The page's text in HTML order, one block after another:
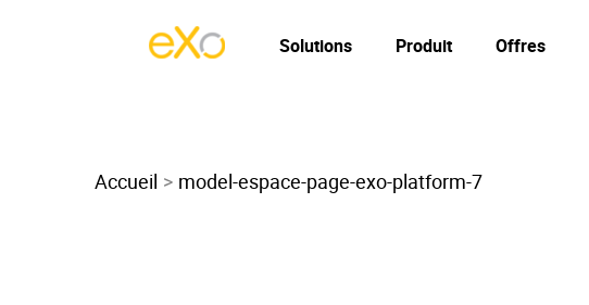
Solutions Produit Offres
Accueil model-espace-page-exo-platform-7